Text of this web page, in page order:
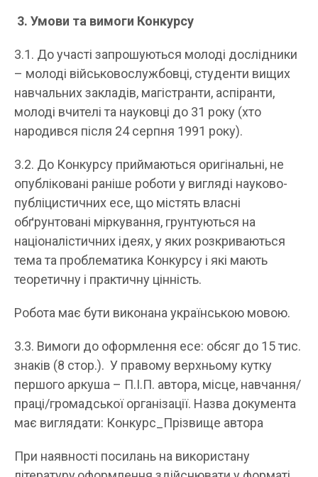
3. Умови та вимоги Конкурсу
3.1. До участі запрошуються молоді дослідники
– молоді військовослужбовці, студенти вищих
навчальних закладів, магістранти, аспіранти,
молоді вчителі та науковці до 31 року (хто
народився після 24 серпня 1991 року).
3.2. До Конкурсу приймаються оригінальні, не
опубліковані раніше роботи у вигляді науково-
публіцистичних есе, що містять власні
обґрунтовані міркування, грунтуються на
націоналістичних ідеях, у яких розкриваються
тема та проблематика Конкурсу і які мають
теоретичну і практичну цінність.
Робота має бути виконана українською мовою.
3.3. Вимоги до оформлення есе: обсяг до 15 тис.
знаків (8 стор.). У правому верхньому кутку
першого аркуша – П.І.П. автора, місце, навчання/
праці/громадської організації. Назва документа
має виглядати: Конкурс_Прізвище автора
При наявності посилань на використану